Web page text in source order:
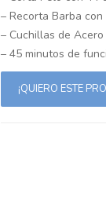
– Recorta Barba
– Cuchillas de
– 45 minutos de
¡QUIERO ESTE